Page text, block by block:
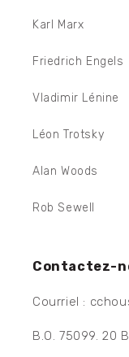
Karl Marx
Friedrich Engels
Vladimir Lénine
Léon Trotsky
Alan Woods
Rob Sewell
Contactez-
Courriel :
B.O. 75099. 20